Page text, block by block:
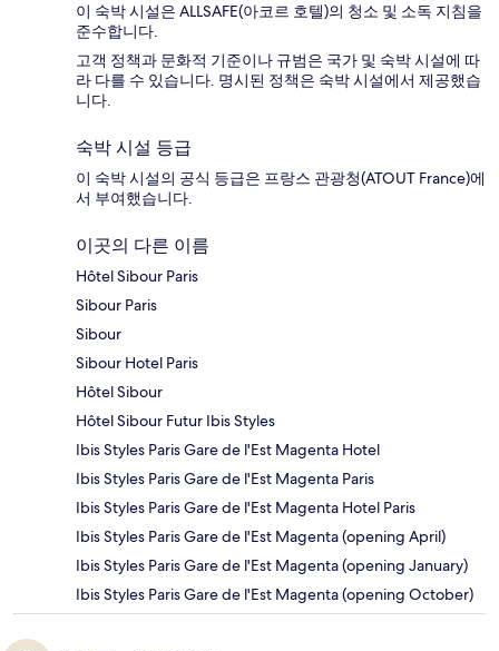
이 숙박 시설은 ALLSAFE(아코르 호텔)의 청소 및 소독 지침을
준수합니다.
고객 정책과 문화적 기준이나 규범은 국가 및 숙박 시설에 따
라 다를 수 있습니다. 명시된 정책은 숙박 시설에서 제공했습
니다.
숙박 시설 등급
이 숙박 시설의 공식 등급은 프랑스 관광청(ATOUT France)에
서 부여했습니다.
이곳의 다른 이름
Hôtel Sibour Paris
Sibour Paris
Sibour
Sibour Hotel Paris
Hôtel Sibour
Hôtel Sibour Futur Ibis Styles
Ibis Styles Paris Gare de l'Est Magenta Hotel
Ibis Styles Paris Gare de l'Est Magenta Paris
Ibis Styles Paris Gare de l'Est Magenta Hotel Paris
Ibis Styles Paris Gare de l'Est Magenta (opening April)
Ibis Styles Paris Gare de l'Est Magenta (opening January)
Ibis Styles Paris Gare de l'Est Magenta (opening October)